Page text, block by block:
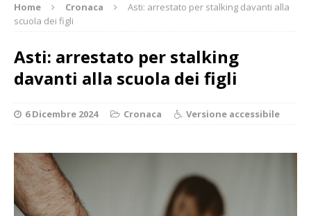
Home Cronaca
Asti: arrestato per stalking davanti alla
scuola dei figli
Asti: arrestato per stalking
davanti alla scuola dei figli
6 Dicembre 2024 Cronaca Versione accessibile